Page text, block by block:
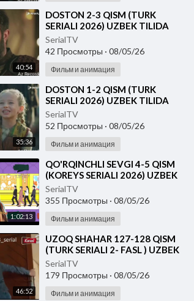
40:54
⁣DOSTON 2-3 QISM (TURK
SERIALI 2026) UZBEK TILIDA
SerialTV
42 Просмотры · 08/05/26
Фильм и анимация
35:36
⁣DOSTON 1-2 QISM (TURK
SERIALI 2026) UZBEK TILIDA
SerialTV
52 Просмотры · 08/05/26
Фильм и анимация
1:02:13
⁣⁣QO'RQINCHLI SEVGI 4-5 QISM
(KOREYS SERIALI 2026) UZBEK
TILIDA
SerialTV
355 Просмотры · 08/05/26
Фильм и анимация
46:52
⁣UZOQ SHAHAR 127-128 QISM
(TURK SERIALI 2- FASL ) UZBEK
TILIDA
SerialTV
179 Просмотры · 08/05/26
Фильм и анимация